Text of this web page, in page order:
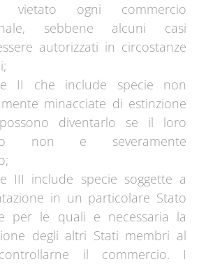
ogni commercio
sebbene alcuni casi
autorizzati in circostanze
II che include specie non
minacciate di estinzione
diventarlo se il loro
non e severamente
III include specie soggette a
in un particolare Stato
per le quali e necessaria la
degli altri Stati membri al
il commercio. I